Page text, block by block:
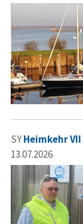
SYHeimkehr VII
13.07.2026